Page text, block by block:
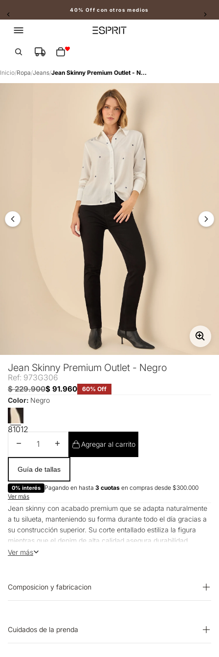
40% Off con otros medios
Slide 2 of 2
Inicio/Ropa/Jeans/ Jean Skinny Premium Outlet - Negro
Jean Skinny Premium Outlet - Negro
Ref: 973G306
$ 229.900$ 91.960 60% Off
Color: Negro
81012
Disminuir cantidadAumentar cantidad
Agregar al carrito
Guía de tallas
0% interés Pagando en hasta 3 cuotas en compras desde $300.000
Ver más
Jean skinny con acabado premium que se adapta naturalmente
a tu silueta, manteniendo su forma durante todo el día gracias a
su construcción superior. Su corte entallado estiliza la figura
mientras que el denim de alta calidad asegura durabilidad
excepcional, perfecto para crear looks desde la oficina hasta
Ver más
Composicion y fabricacion
Cuidados de la prenda